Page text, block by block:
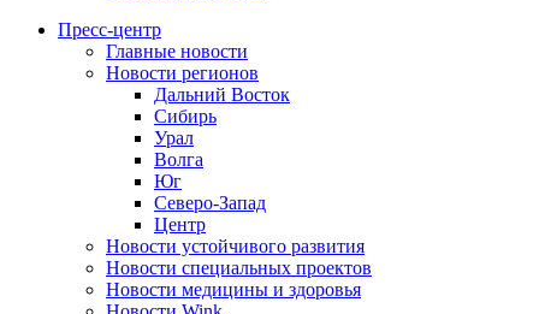
Пресс-центр
Главные новости
Новости регионов
Дальний Восток
Сибирь
Урал
Волга
Юг
Северо-Запад
Центр
Новости устойчивого развития
Новости специальных проектов
Новости медицины и здоровья